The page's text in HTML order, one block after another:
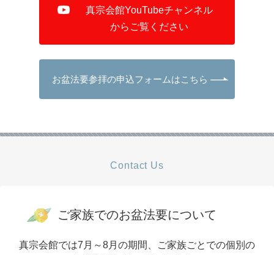
真宗会館YouTubeチャンネル
からご覧ください
お盆法要参拝の申込フォームはこちら
Contact Us
ご家族でのお盆法要について
真宗会館では7月～8月の期間、ご家族ごとでの個別の